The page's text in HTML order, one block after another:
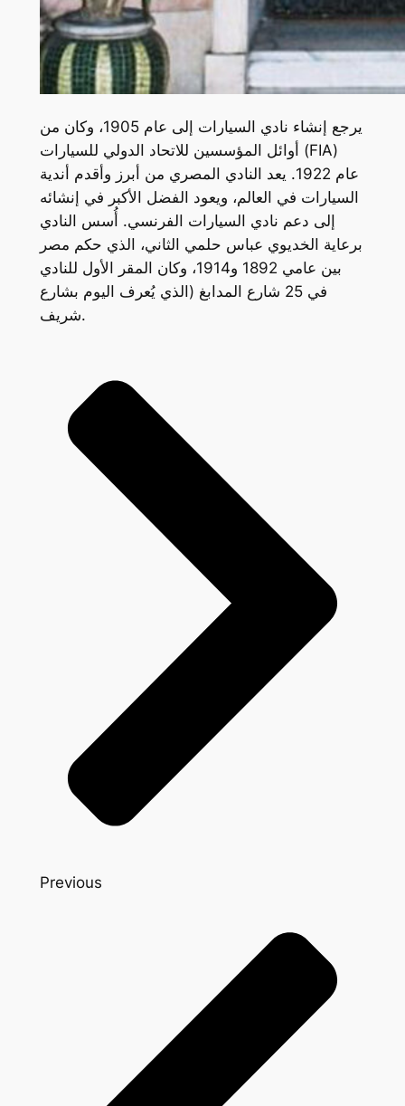
يرجع إنشاء نادي السيارات إلى عام 1905، وكان من
أوائل المؤسسين للاتحاد الدولي للسيارات (FIA)
عام 1922. يعد النادي المصري من أبرز وأقدم أندية
السيارات في العالم، ويعود الفضل الأكبر في إنشائه
إلى دعم نادي السيارات الفرنسي. أُسس النادي
برعاية الخديوي عباس حلمي الثاني، الذي حكم مصر
بين عامي 1892 و1914، وكان المقر الأول للنادي
في 25 شارع المدابغ (الذي يُعرف اليوم بشارع
شريف.
Previous